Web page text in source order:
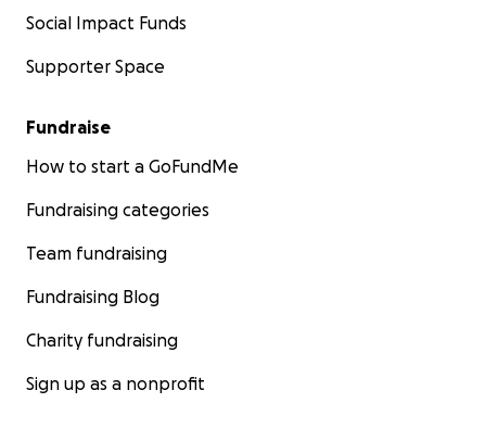
Social Impact Funds
Supporter Space
Fundraise
How to start a GoFundMe
Fundraising categories
Team fundraising
Fundraising Blog
Charity fundraising
Sign up as a nonprofit